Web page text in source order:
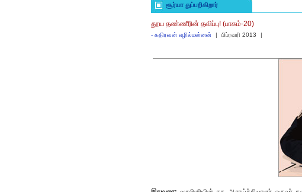
சூர்யா துப்பறிகிறார்
தூய தண்ணீரின் தவிப்பு! (பாகம்-20)
- கதிரவன் எழில்மன்னன் | பிப்ரவரி 2013 |